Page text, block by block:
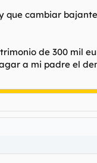
cambiar
de 300 mil
a mi padre el